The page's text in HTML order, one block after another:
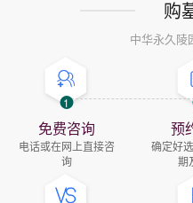
购
中华永久陵
1
免费咨询
电话或在网上直接咨
询
预
确定好
期